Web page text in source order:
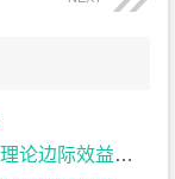
益研究开题报告